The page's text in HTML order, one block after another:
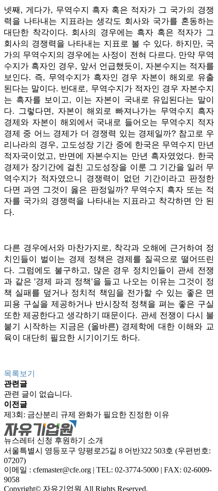
넷째, 게다가, 무역수지 흑자 혹은 적자가 그 국가의 경쟁
력을 나타내는 지표라는 생각도 회사와 국가를 혼동하는
대단한 착각이다. 회사의 경우에는 흑자 혹은 적자가 그
회사의 경쟁력을 나타내는 지표로 볼 수 있다. 하지만, 국
가의 무역수지의 경우에는 사정이 전혀 다르다. 만약 무역
수지가 흑자인 경우, 앞서 언급했듯이, 자본수지는 적자를
보인다. 즉, 무역수지가 흑자인 경우 자본이 해외로 유출
된다는 말이다. 반대로, 무역수지가 적자인 경우 자본수지
는 흑자를 보이고, 이는 자본이 국내로 유입된다는 말이
다. 그렇다면, 자본이 해외로 빠져나가는 무역수지 흑자
경제와 자본이 해외에서 국내로 들어오는 무역수지 적자
경제 중 어느 경제가 더 경쟁력 있는 경제일까? 참고로 우
리나라의 경우, 고도성장 기간 중에 한국은 무역수지 만년
적자국이었고, 반면에 자본수지는 만년 흑자였었다. 한국
경제가 장기간에 걸친 고도성장을 이룬 그 기간을 일러 무
역수지가 적자였으니 경쟁력이 없던 기간이라고 판정한
다면 과연 그것이 옳은 판정일까? 무역수지 흑자 또는 적
자를 국가의 경쟁력을 나타내는 지표라고 착각하면 안 된
다.
다른 경우에서와 마찬가지로, 착각과 오해에 근거하여 정
치인들이 벌이는 경제 정책은 경제를 질곡으로 떨어뜨린
다. 그럼에도 불구하고, 많은 경우 정치인들이 관세 전쟁
과 같은 '경제 파괴 정책’을 들고 나오는 이유는 그것이 정
책 실패를 덮거나 정치적 책임을 전가할 수 있는 좋은 면
피용 구실을 제공하거나 반시장적 정책을 펴는 좋은 구실
또한 제공한다고 생각하기 때문이다. 관세 전쟁이 다시 불
붙기 시작하는 지금은 (올바른) 경제학에 대한 이해와 교
육이 대단히 필요한 시기이기도 하다.
목록보기
관련글
관련 글이 없습니다.
이전글
제3회: 금산분리 규제 완화가 필요한 진정한 이유
뉴스레터 신청 후원하기
소개
서울특별시 영등포구 양평로25길 8 어반322 503호 (우편번호:
07207)
이메일 : cfemaster@cfe.org | TEL: 02-3774-5000 | FAX: 02-6009-
9058
Copyright© 자유기업원 All Rights Reserved.